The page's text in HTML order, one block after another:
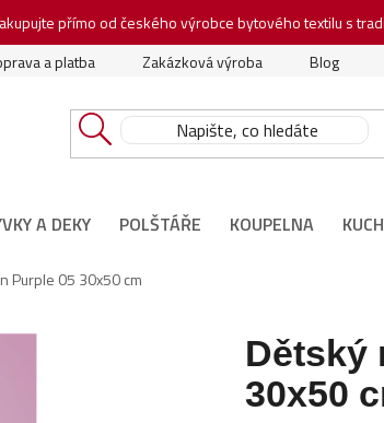
přímo od českého výrobce bytového textilu s
a platba Zakázková výroba Blog
A DEKY POLŠTÁŘE KOUPELNA
Purple 05 30x50 cm
Dětský
30x50